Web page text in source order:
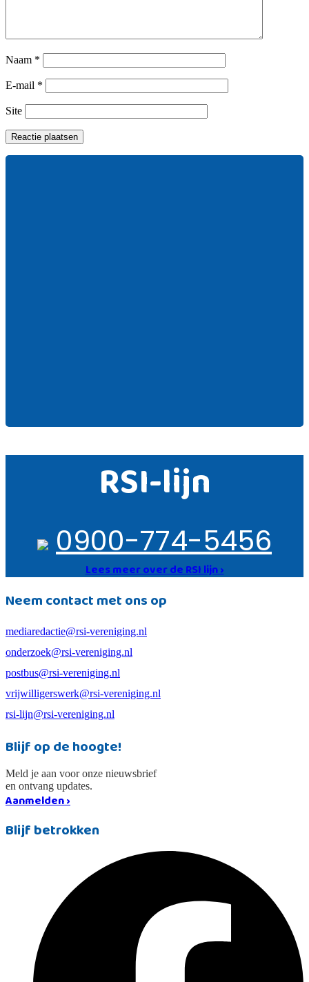
Naam *
E-mail *
Site
RSI-lijn
0900-774-5456
Lees meer over de RSI lijn ›
Neem contact met ons op
mediaredactie@rsi-vereniging.nl
onderzoek@rsi-vereniging.nl
postbus@rsi-vereniging.nl
vrijwilligerswerk@rsi-vereniging.nl
rsi-lijn@rsi-vereniging.nl
Blijf op de hoogte!
Meld je aan voor onze nieuwsbrief
en ontvang updates.
Aanmelden ›
Blijf betrokken